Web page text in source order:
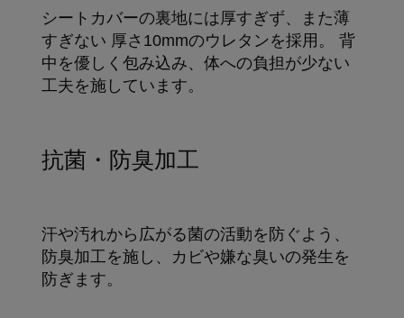
シートカバーの裏地には厚すぎず、また薄
すぎない 厚さ10mmのウレタンを採用。 背
中を優しく包み込み、体への負担が少ない
工夫を施しています。
抗菌・防臭加工
汗や汚れから広がる菌の活動を防ぐよう、
防臭加工を施し、カビや嫌な臭いの発生を
防ぎます。